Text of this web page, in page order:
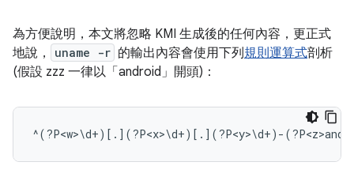
為方便說明，本文將忽略 KMI 生成後的任何內容，更正式
地說，
uname -r 的輸出內容會使用下列規則運算式剖析
(假設 zzz 一律以「android」開頭)：